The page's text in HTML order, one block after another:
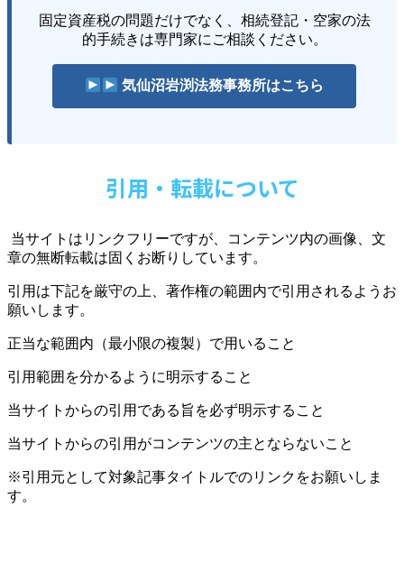
固定資産税の問題だけでなく、相続登記・空家の法
的手続きは専門家にご相談ください。
気仙沼岩渕法務事務所はこちら
引用・転載について
当サイトはリンクフリーですが、コンテンツ内の画像、文
章の無断転載は固くお断りしています。
引用は下記を厳守の上、著作権の範囲内で引用されるようお
願いします。
正当な範囲内（最小限の複製）で用いること
引用範囲を分かるように明示すること
当サイトからの引用である旨を必ず明示すること
当サイトからの引用がコンテンツの主とならないこと
※引用元として対象記事タイトルでのリンクをお願いしま
す。